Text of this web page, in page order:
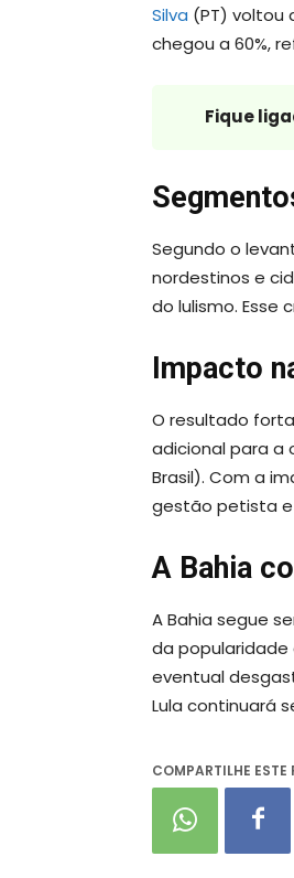
Silva (PT) voltou
chegou a 60%,
Fique
Segundo o
nordestinos e
do lulismo.
Impacto
O resultado
adicional para a
Brasil). Com a
gestão petista e
A Bahia
A Bahia segue
da popularidade
eventual
Lula continuará
COMPARTILHE ESTE